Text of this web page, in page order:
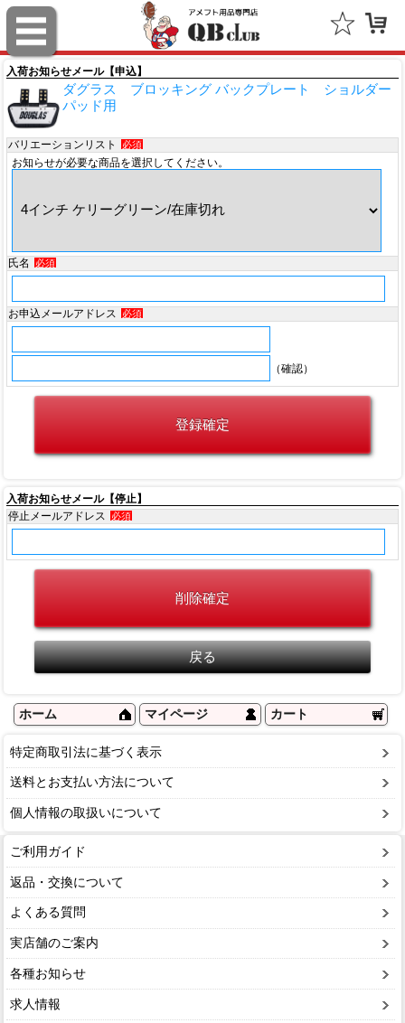
入荷お知らせメール【申込】
ダグラス ブロッキング バックプレート ショルダー
パッド用
バリエーションリスト 必須
お知らせが必要な商品を選択してください。
氏名 必須
お申込メールアドレス 必須
（確認）
入荷お知らせメール【停止】
停止メールアドレス
必須
ホーム マイページ カート
特定商取引法に基づく表示
送料とお支払い方法について
個人情報の取扱いについて
ご利用ガイド
返品・交換について
よくある質問
実店舗のご案内
各種お知らせ
求人情報
スポルディング（SPALDING）
ミッチェル＆ネス（Mitchell & Ness）
ポータフォン（PORTAPHONE）
ギルマンギア（Gilman Gear）
すべて